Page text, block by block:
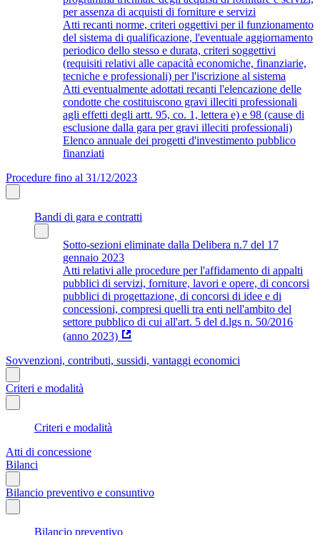
per assenza di acquisti di forniture e servizi
Atti recanti norme, criteri oggettivi per il funzionamento
del sistema di qualificazione, l'eventuale aggiornamento
periodico dello stesso e durata, criteri soggettivi
(requisiti relativi alle capacità economiche, finanziarie,
tecniche e professionali) per l'iscrizione al sistema
Atti eventualmente adottati recanti l'elencazione delle
condotte che costituiscono gravi illeciti professionali
agli effetti degli artt. 95, co. 1, lettera e) e 98 (cause di
esclusione dalla gara per gravi illeciti professionali)
Elenco annuale dei progetti d'investimento pubblico
finanziati
Procedure fino al 31/12/2023
Bandi di gara e contratti
Sotto-sezioni eliminate dalla Delibera n.7 del 17
gennaio 2023
Atti relativi alle procedure per l'affidamento di appalti
pubblici di servizi, forniture, lavori e opere, di concorsi
pubblici di progettazione, di concorsi di idee e di
concessioni, compresi quelli tra enti nell'ambito del
settore pubblico di cui all'art. 5 del d.lgs n. 50/2016
(anno 2023)
Sovvenzioni, contributi, sussidi, vantaggi economici
Criteri e modalità
Criteri e modalità
Atti di concessione
Bilanci
Bilancio preventivo e consuntivo
Bilancio preventivo